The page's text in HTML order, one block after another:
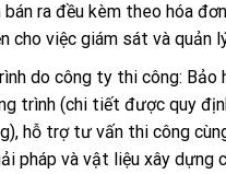
bán ra đều kèm theo hóa
cho việc giám sát và quản
do công ty thi công: Bảo
trình (chi tiết được quy
hỗ trợ tư vấn thi công
pháp và vật liệu xây dựng